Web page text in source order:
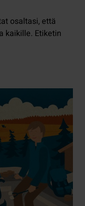
osaltasi, että
kaikille. Etiketin